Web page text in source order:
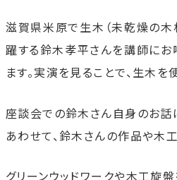
滋賀県米原で生木（未乾燥の木
躍する鈴木孝平さんを講師にお
ます。実演を見ることで、生木
座談会での鈴木さん自身のお話
あわせて、鈴木さんの作品や木
グリーンウッドワークや木工旋